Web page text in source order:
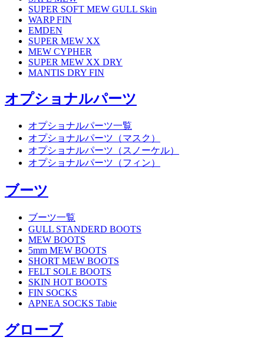
SUPER SOFT MEW GULL Skin
WARP FIN
EMDEN
SUPER MEW XX
MEW CYPHER
SUPER MEW XX DRY
MANTIS DRY FIN
オプショナルパーツ
オプショナルパーツ一覧
オプショナルパーツ（マスク）
オプショナルパーツ（スノーケル）
オプショナルパーツ（フィン）
ブーツ
ブーツ一覧
GULL STANDERD BOOTS
MEW BOOTS
5mm MEW BOOTS
SHORT MEW BOOTS
FELT SOLE BOOTS
SKIN HOT BOOTS
FIN SOCKS
APNEA SOCKS Tabie
グローブ